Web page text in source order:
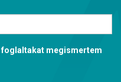
foglaltakat megismertem